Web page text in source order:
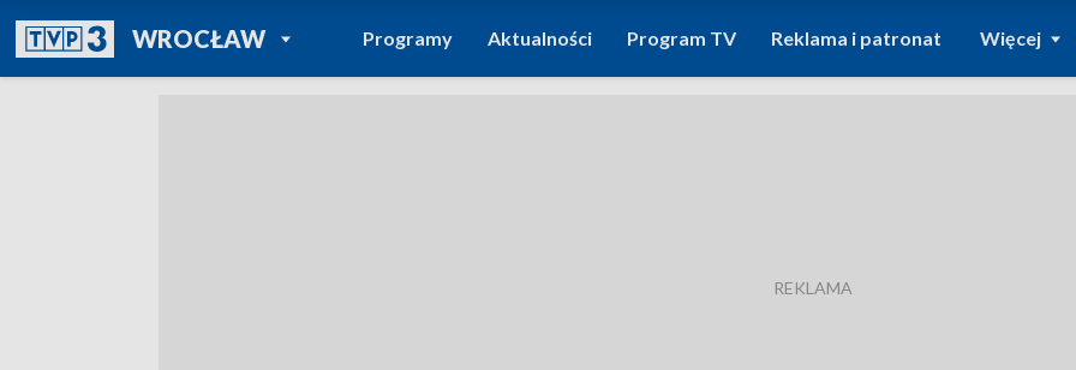
WROCŁAWPOWRÓT DO
TVP REGIONY
Programy Aktualności Program TV Reklama i patronat Więcej